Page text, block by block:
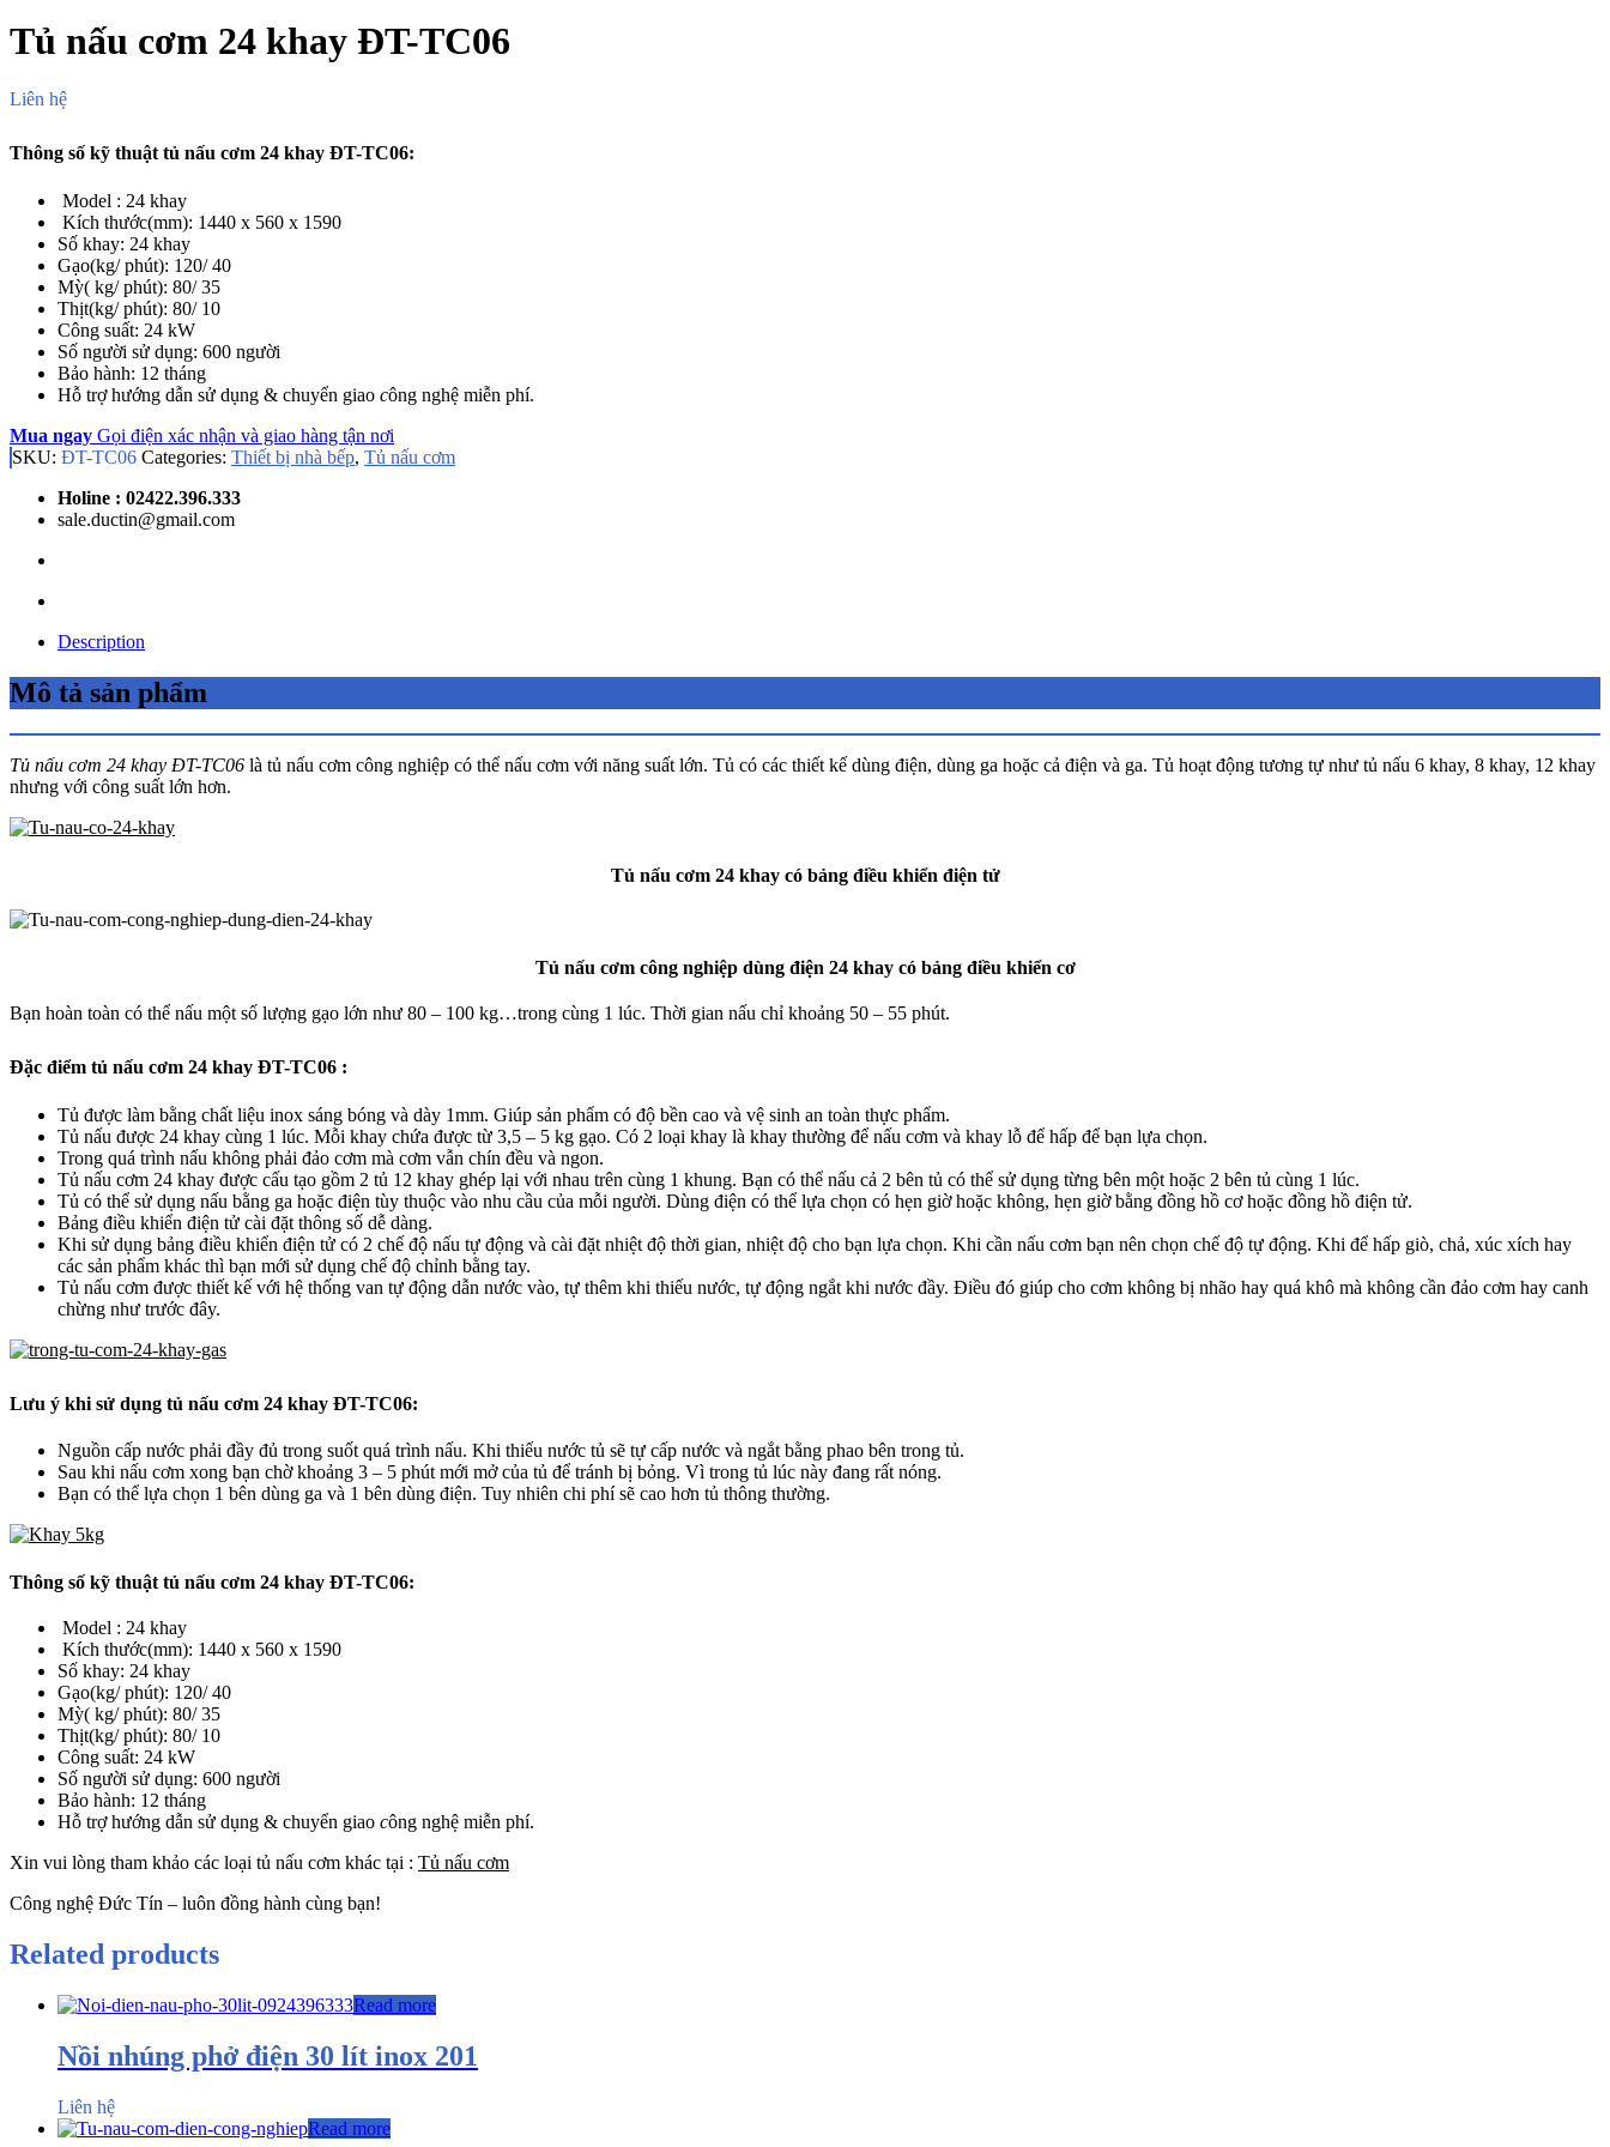
Tủ nấu cơm 24 khay ĐT-TC06
Liên hệ
Thông số kỹ thuật tủ nấu cơm 24 khay ĐT-TC06:
Model : 24 khay
Kích thước(mm): 1440 x 560 x 1590
Số khay: 24 khay
Gạo(kg/ phút): 120/ 40
Mỳ( kg/ phút): 80/ 35
Thịt(kg/ phút): 80/ 10
Công suất: 24 kW
Số người sử dụng: 600 người
Bảo hành: 12 tháng
Hỗ trợ hướng dẫn sử dụng & chuyển giao công nghệ miễn phí.
Mua ngay Gọi điện xác nhận và giao hàng tận nơi
SKU: ĐT-TC06 Categories: Thiết bị nhà bếp, Tủ nấu cơm
Holine : 02422.396.333
sale.ductin@gmail.com
Description
Mô tả sản phẩm
Tủ nấu cơm 24 khay ĐT-TC06 là tủ nấu cơm công nghiệp có thể nấu cơm với năng suất lớn. Tủ có các thiết kế dùng điện, dùng ga hoặc cả điện và ga. Tủ hoạt động tương tự như tủ nấu 6 khay, 8 khay, 12 khay
nhưng với công suất lớn hơn.
Tủ nấu cơm 24 khay có bảng điều khiển điện tử
Tủ nấu cơm công nghiệp dùng điện 24 khay có bảng điều khiển cơ
Bạn hoàn toàn có thể nấu một số lượng gạo lớn như 80 – 100 kg…trong cùng 1 lúc. Thời gian nấu chỉ khoảng 50 – 55 phút.
Đặc điểm tủ nấu cơm 24 khay ĐT-TC06 :
Tủ được làm bằng chất liệu inox sáng bóng và dày 1mm. Giúp sản phẩm có độ bền cao và vệ sinh an toàn thực phẩm.
Tủ nấu được 24 khay cùng 1 lúc. Mỗi khay chứa được từ 3,5 – 5 kg gạo. Có 2 loại khay là khay thường để nấu cơm và khay lỗ để hấp để bạn lựa chọn.
Trong quá trình nấu không phải đảo cơm mà cơm vẫn chín đều và ngon.
Tủ nấu cơm 24 khay được cấu tạo gồm 2 tủ 12 khay ghép lại với nhau trên cùng 1 khung. Bạn có thể nấu cả 2 bên tủ có thể sử dụng từng bên một hoặc 2 bên tủ cùng 1 lúc.
Tủ có thể sử dụng nấu bằng ga hoặc điện tùy thuộc vào nhu cầu của mỗi người. Dùng điện có thể lựa chọn có hẹn giờ hoặc không, hẹn giờ bằng đồng hồ cơ hoặc đồng hồ điện tử.
Bảng điều khiển điện tử cài đặt thông số dễ dàng.
Khi sử dụng bảng điều khiển điện tử có 2 chế độ nấu tự động và cài đặt nhiệt độ thời gian, nhiệt độ cho bạn lựa chọn. Khi cần nấu cơm bạn nên chọn chế độ tự động. Khi để hấp giò, chả, xúc xích hay
các sản phẩm khác thì bạn mới sử dụng chế độ chỉnh bằng tay.
Tủ nấu cơm được thiết kế với hệ thống van tự động dẫn nước vào, tự thêm khi thiếu nước, tự động ngắt khi nước đầy. Điều đó giúp cho cơm không bị nhão hay quá khô mà không cần đảo cơm hay canh
chừng như trước đây.
Lưu ý khi sử dụng tủ nấu cơm 24 khay ĐT-TC06:
Nguồn cấp nước phải đầy đủ trong suốt quá trình nấu. Khi thiếu nước tủ sẽ tự cấp nước và ngắt bằng phao bên trong tủ.
Sau khi nấu cơm xong bạn chờ khoảng 3 – 5 phút mới mở của tủ để tránh bị bỏng. Vì trong tủ lúc này đang rất nóng.
Bạn có thể lựa chọn 1 bên dùng ga và 1 bên dùng điện. Tuy nhiên chi phí sẽ cao hơn tủ thông thường.
Thông số kỹ thuật tủ nấu cơm 24 khay ĐT-TC06:
Model : 24 khay
Kích thước(mm): 1440 x 560 x 1590
Số khay: 24 khay
Gạo(kg/ phút): 120/ 40
Mỳ( kg/ phút): 80/ 35
Thịt(kg/ phút): 80/ 10
Công suất: 24 kW
Số người sử dụng: 600 người
Bảo hành: 12 tháng
Hỗ trợ hướng dẫn sử dụng & chuyển giao công nghệ miễn phí.
Xin vui lòng tham khảo các loại tủ nấu cơm khác tại : Tủ nấu cơm
Công nghệ Đức Tín – luôn đồng hành cùng bạn!
Related products
Read more
Nồi nhúng phở điện 30 lít inox 201
Liên hệ
Read more